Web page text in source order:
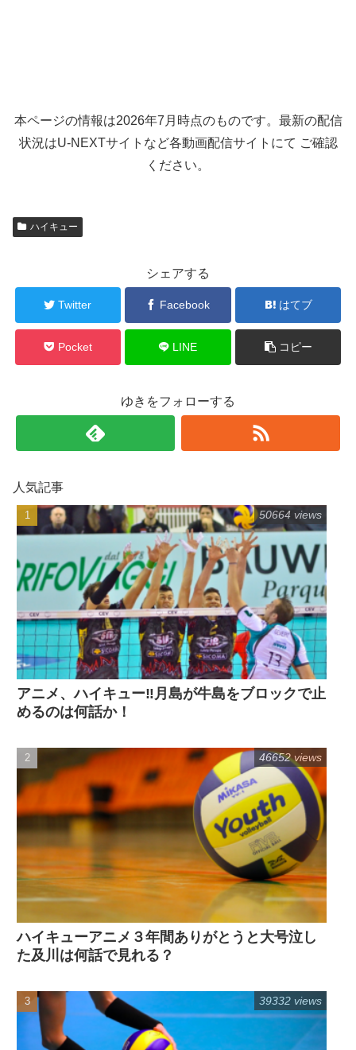
本ページの情報は2026年7月時点のものです。最新の配信
状況はU-NEXTサイトなど各動画配信サイトにて ご確認
ください。
ハイキュー
シェアする
Twitter Facebook はてブ
Pocket LINE コピー
ゆきをフォローする
人気記事
アニメ、ハイキュー‼月島が牛島をブロックで止
めるのは何話か！
50664 views
ハイキューアニメ３年間ありがとうと大号泣し
た及川は何話で見れる？
46652 views
39332 views